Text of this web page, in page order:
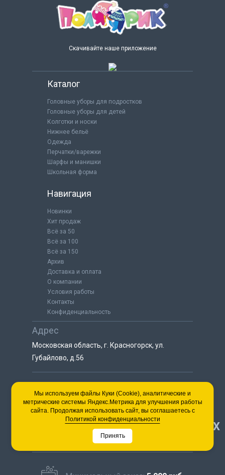
Скачивайте наше приложение
Каталог
Головные уборы для подростков
Головные уборы для детей
Колготки и носки
Нижнее бельё
Одежда
Перчатки/варежки
Шарфы и манишки
Школьная форма
Навигация
Новинки
Хит продаж
Всё за 50
Всё за 100
Всё за 150
Архив
Доставка и оплата
О компании
Условия работы
Контакты
Конфиденциальность
Адрес
Московская область, г. Красногорск, ул.
Губайлово, д.56
8 (925) 064-55-25
пн-сб с 9:00 до 18:00
8 (495) 563-03-35
пн-сб с 9:00 до 18:00 НАВЕРХ
Мы используем файлы Куки (Cookie), аналитические и
метрические системы Яндекс.Метрика для улучшения работы
сайта. Продолжая использовать сайт, вы соглашаетесь с
Политикой конфиденциальности
Принять